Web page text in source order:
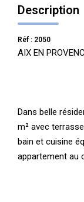
Description
Réf : 2050
AIX EN
Dans belle
m² avec
bain et cuisine
appartement au